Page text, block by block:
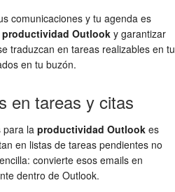
comunicaciones y tu agenda es
productividad Outlook y garantizar
traduzcan en tareas realizables en tu
en tu buzón.
en tareas y citas
para la productividad Outlook es
en listas de tareas pendientes no
convierte esos emails en
dentro de Outlook.